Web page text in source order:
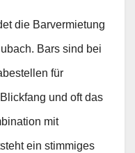
die Barvermietung
Bars sind bei
für
und oft das
mit
ein stimmiges